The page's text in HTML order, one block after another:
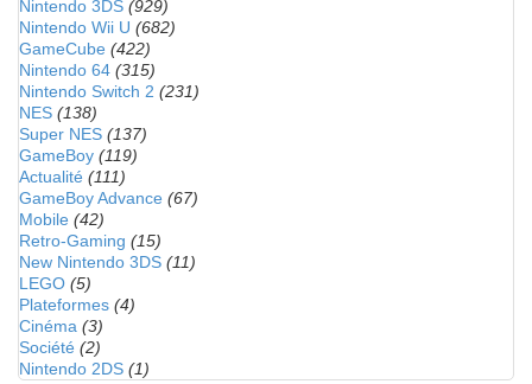
Nintendo 3DS (929)
Nintendo Wii U (682)
GameCube (422)
Nintendo 64 (315)
Nintendo Switch 2 (231)
NES (138)
Super NES (137)
GameBoy (119)
Actualité (111)
GameBoy Advance (67)
Mobile (42)
Retro-Gaming (15)
New Nintendo 3DS (11)
LEGO (5)
Plateformes (4)
Cinéma (3)
Société (2)
Nintendo 2DS (1)